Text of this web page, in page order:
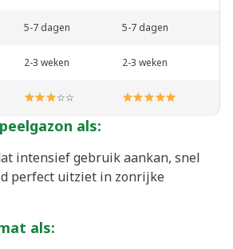
5-7 dagen 5-7 dagen
2-3 weken 2-3 weken
☆☆
als:
intensief gebruik aankan, snel
perfect uitziet in zonrijke
als: